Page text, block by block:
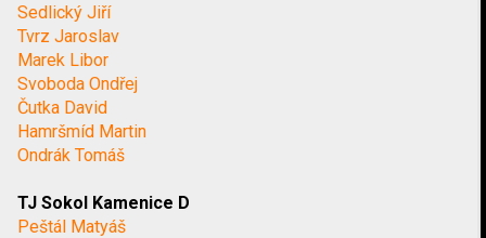
Sedlický Jiří
Tvrz Jaroslav
Marek Libor
Svoboda Ondřej
Čutka David
Hamršmíd Martin
Ondrák Tomáš
TJ Sokol Kamenice D
Peštál Matyáš